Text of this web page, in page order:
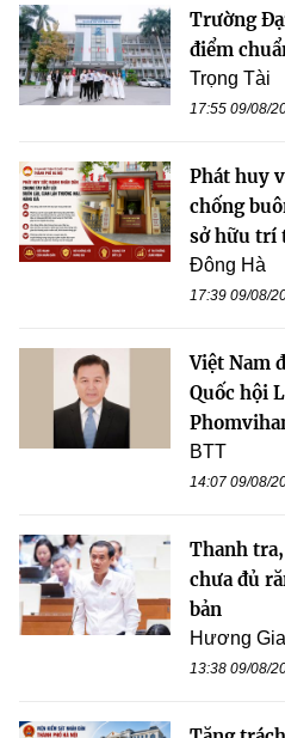
Trường
điểm
Trọng Tài
17:55 09/08/
Phát huy
chống
sở hữu trí
Đông Hà
17:39 09/08/
Việt Nam
Quốc hội
BTT
14:07 09/08/
Thanh
chưa đủ
bản
Hương
13:38 09/08/